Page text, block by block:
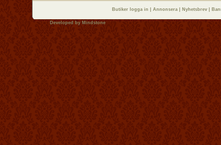
Butiker logga in Annonsera Nyhetsbrev
Developed by Mindstone